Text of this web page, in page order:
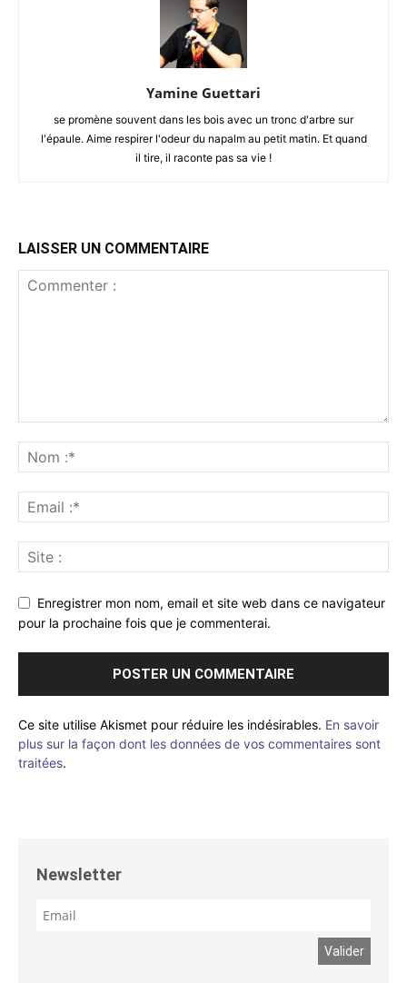
Yamine Guettari
se promène souvent dans les bois avec un tronc d'arbre sur
l'épaule. Aime respirer l'odeur du napalm au petit matin. Et quand
il tire, il raconte pas sa vie !
LAISSER UN COMMENTAIRE
Enregistrer mon nom, email et site web dans ce navigateur
pour la prochaine fois que je commenterai.
Ce site utilise Akismet pour réduire les indésirables. En savoir
plus sur la façon dont les données de vos commentaires sont
traitées.
Newsletter